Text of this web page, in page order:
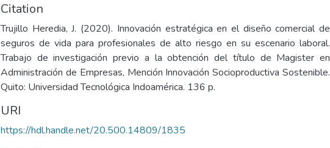
Citation
Trujillo Heredia, J. (2020). Innovación estratégica en el diseño comercial de
seguros de vida para profesionales de alto riesgo en su escenario laboral.
Trabajo de investigación previo a la obtención del título de Magister en
Administración de Empresas, Mención Innovación Socioproductiva Sostenible.
Quito: Universidad Tecnológica Indoamérica. 136 p.
URI
https://hdl.handle.net/20.500.14809/1835